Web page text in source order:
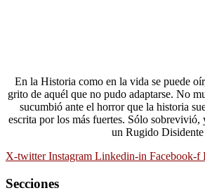
En la Historia como en la vida se puede
grito de aquél que no pudo adaptarse. No
sucumbió ante el horror que la historia
escrita por los más fuertes. Sólo
un Rugido Disidente
X-twitter Instagram Linkedin-in Facebook-f
Secciones